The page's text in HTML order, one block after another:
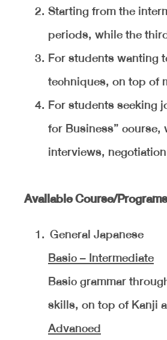
Starting from the
periods, while the
For students wanting
techniques, on top of
For students seeking
for Business”
interviews,
Available Course/Programs
General Japanese
Basic – Intermediate
Basic grammar
skills, on top of Kanji
Advanced